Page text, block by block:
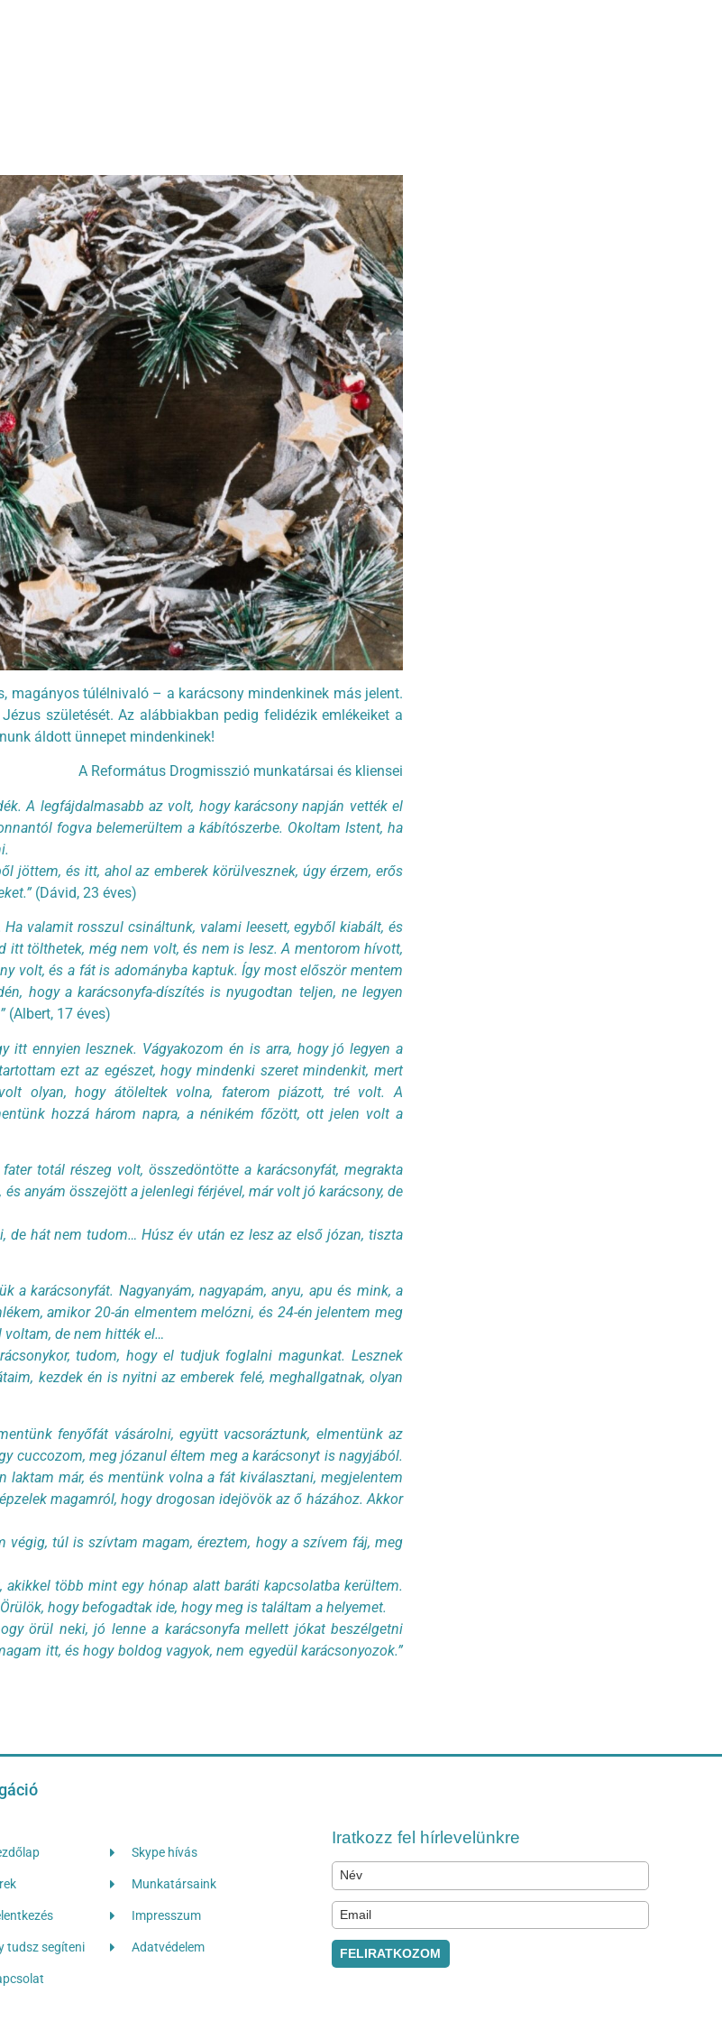
magányos túlélnivaló – a karácsony mindenkinek más jelent.
születését. Az alábbiakban pedig felidézik emlékeiket a
áldott ünnepet mindenkinek!
A Református Drogmisszió munkatársai és kliensei
A legfájdalmasabb az volt, hogy karácsony napján vették el
fogva belemerültem a kábítószerbe. Okoltam Istent, ha
jöttem, és itt, ahol az emberek körülvesznek, úgy érzem, erős
(Dávid, 23 éves)
valamit rosszul csináltunk, valami leesett, egyből kiabált, és
tölthetek, még nem volt, és nem is lesz. A mentorom hívott,
volt, és a fát is adományba kaptuk. Így most először mentem
hogy a karácsonyfa-díszítés is nyugodtan teljen, ne legyen
(Albert, 17 éves)
itt ennyien lesznek. Vágyakozom én is arra, hogy jó legyen a
ezt az egészet, hogy mindenki szeret mindenkit, mert
olyan, hogy átöleltek volna, faterom piázott, tré volt. A
hozzá három napra, a nénikém főzött, ott jelen volt a
totál részeg volt, összedöntötte a karácsonyfát, megrakta
anyám összejött a jelenlegi férjével, már volt jó karácsony, de
de hát nem tudom… Húsz év után ez lesz az első józan, tiszta
a karácsonyfát. Nagyanyám, nagyapám, anyu, apu és mink, a
amikor 20-án elmentem melózni, és 24-én jelentem meg
de nem hitték el…
tudom, hogy el tudjuk foglalni magunkat. Lesznek
kezdek én is nyitni az emberek felé, meghallgatnak, olyan
fenyőfát vásárolni, együtt vacsoráztunk, elmentünk az
cuccozom, meg józanul éltem meg a karácsonyt is nagyjából.
már, és mentünk volna a fát kiválasztani, megjelentem
magamról, hogy drogosan idejövök az ő házához. Akkor
túl is szívtam magam, éreztem, hogy a szívem fáj, meg
több mint egy hónap alatt baráti kapcsolatba kerültem.
hogy befogadtak ide, hogy meg is találtam a helyemet.
örül neki, jó lenne a karácsonyfa mellett jókat beszélgetni
itt, és hogy boldog vagyok, nem egyedül karácsonyozok.”
tudsz segíteni
Skype hívás
Munkatársaink
Impresszum
Adatvédelem
Iratkozz fel hírlevelünkre
FELIRATKOZOM